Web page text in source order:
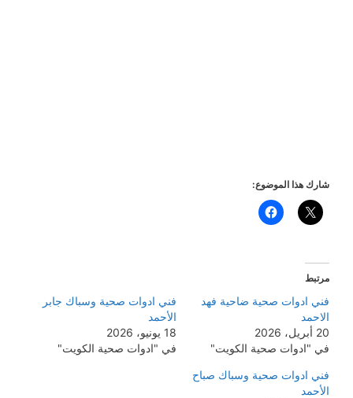
شارك هذا الموضوع:
مرتبط
فني ادوات صحية ضاحية فهد
الاحمد
20 أبريل، 2026
في "ادوات صحية الكويت"
فني ادوات صحية وسباك جابر
الأحمد
18 يونيو، 2026
في "ادوات صحية الكويت"
فني ادوات صحية وسباك صباح
الأحمد